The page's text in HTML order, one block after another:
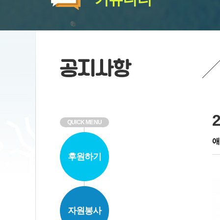
QUICK MENU
후원하기
자원봉사